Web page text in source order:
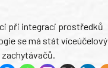
při integraci prostředků
se má stát víceúčelový